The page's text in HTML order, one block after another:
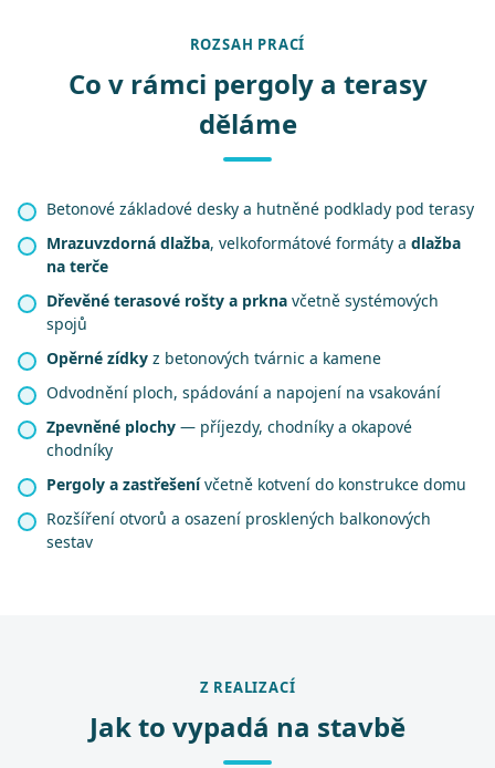
ROZSAH PRACÍ
Co v rámci pergoly a terasy
děláme
Betonové základové desky a hutněné podklady pod terasy
Mrazuvzdorná dlažba, velkoformátové formáty a dlažba
na terče
Dřevěné terasové rošty a prkna včetně systémových
spojů
Opěrné zídky z betonových tvárnic a kamene
Odvodnění ploch, spádování a napojení na vsakování
Zpevněné plochy — příjezdy, chodníky a okapové
chodníky
Pergoly a zastřešenívčetně kotvení do konstrukce domu
Rozšíření otvorů a osazení prosklených balkonových
sestav
Z REALIZACÍ
Jak to vypadá na stavbě